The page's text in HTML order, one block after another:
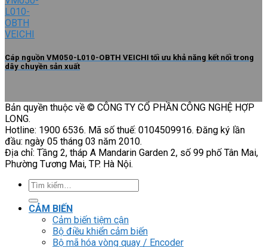
Cáp nguồn VM050-L010-OBTH VEICHI tối ưu khả năng kết nối trong
dây chuyền sản xuất
Bản quyền thuộc về © CÔNG TY CỔ PHẦN CÔNG NGHỆ HỢP
LONG.
Hotline: 1900 6536. Mã số thuế: 0104509916. Đăng ký lần
đầu: ngày 05 tháng 03 năm 2010.
Địa chỉ: Tầng 2, tháp A Mandarin Garden 2, số 99 phố Tân Mai,
Phường Tương Mai, TP. Hà Nội.
Tìm
kiếm:
CẢM BIẾN
Cảm biến tiệm cận
Bộ điều khiển cảm biến
Bộ mã hóa vòng quay / Encoder